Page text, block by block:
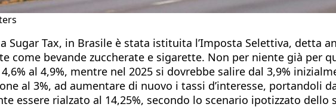
Tax, in Brasile è stata istituita l’Imposta Selettiva, detta
bevande zuccherate e sigarette. Non per niente già per
al 4,9%, mentre nel 2025 si dovrebbe salire dal 3,9%
al 3%, ad aumentare di nuovo i tassi d’interesse, portandoli
essere rialzato al 14,25%, secondo lo scenario ipotizzato